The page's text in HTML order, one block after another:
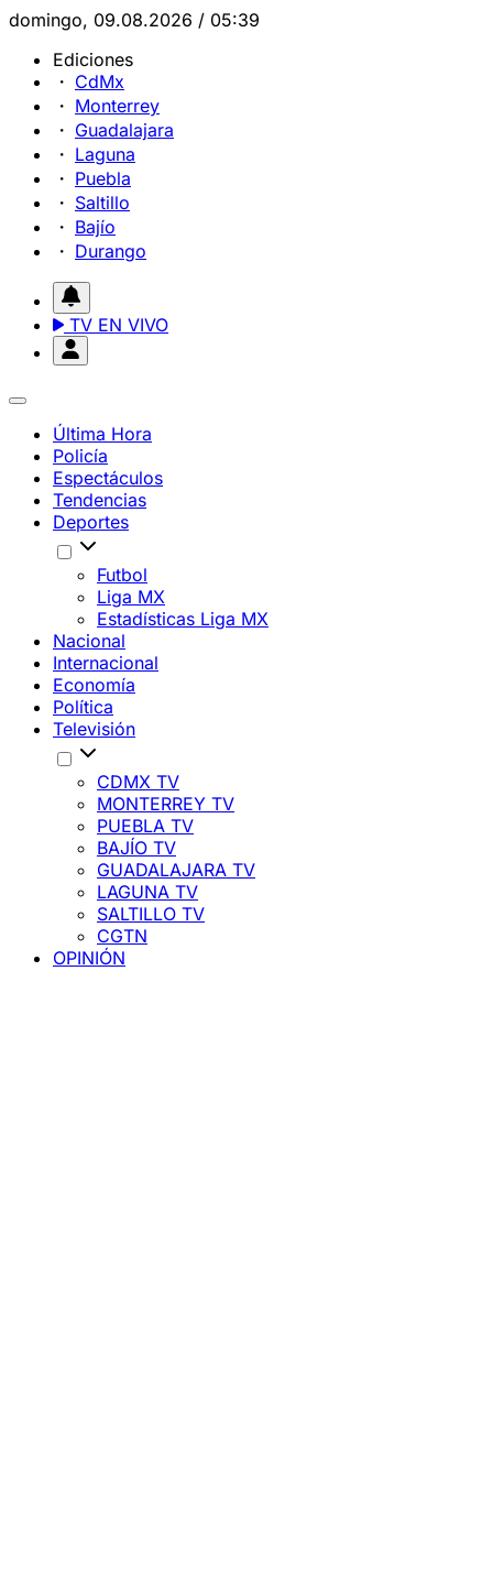
domingo, 09.08.2026 / 05:39
Ediciones
CdMx
Monterrey
Guadalajara
Laguna
Puebla
Saltillo
Bajío
Durango
TV EN VIVO
Última Hora
Policía
Espectáculos
Tendencias
Deportes
Futbol
Liga MX
Estadísticas Liga MX
Nacional
Internacional
Economía
Política
Televisión
CDMX TV
MONTERREY TV
PUEBLA TV
BAJÍO TV
GUADALAJARA TV
LAGUNA TV
SALTILLO TV
CGTN
OPINIÓN